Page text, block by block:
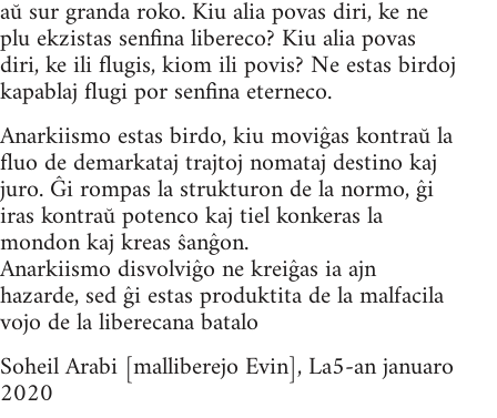
aŭ sur granda roko. Kiu alia povas diri, ke ne
plu ekzistas senfina libereco? Kiu alia povas
diri, ke ili flugis, kiom ili povis? Ne estas birdoj
kapablaj flugi por senfina eterneco.
Anarkiismo estas birdo, kiu moviĝas kontraŭ la
fluo de demarkataj trajtoj nomataj destino kaj
juro. Ĝi rompas la strukturon de la normo, ĝi
iras kontraŭ potenco kaj tiel konkeras la
mondon kaj kreas ŝanĝon.
Anarkiismo disvolviĝo ne kreiĝas ia ajn
hazarde, sed ĝi estas produktita de la malfacila
vojo de la liberecana batalo
Soheil Arabi [malliberejo Evin], La5-an januaro
2020